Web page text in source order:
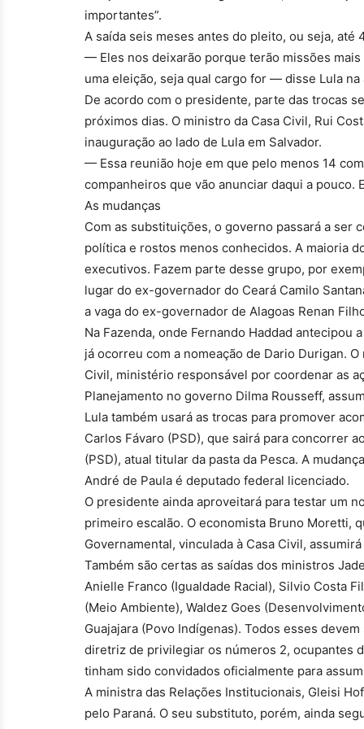
importantes”.
A saída seis meses antes do pleito, ou seja,
— Eles nos deixarão porque terão missões
uma eleição, seja qual cargo for — disse Lula
De acordo com o presidente, parte das trocas
próximos dias. O ministro da Casa Civil, Rui
inauguração ao lado de Lula em Salvador.
— Essa reunião hoje em que pelo menos 14
companheiros que vão anunciar daqui a pouco.
As mudanças
Com as substituições, o governo passará a ser
política e rostos menos conhecidos. A maioria
executivos. Fazem parte desse grupo, por
lugar do ex-governador do Ceará Camilo
a vaga do ex-governador de Alagoas Renan
Na Fazenda, onde Fernando Haddad antecipou
já ocorreu com a nomeação de Dario Durigan.
Civil, ministério responsável por coordenar as
Planejamento no governo Dilma Rousseff,
Lula também usará as trocas para promover
Carlos Fávaro (PSD), que sairá para concorrer
(PSD), atual titular da pasta da Pesca. A
André de Paula é deputado federal licenciado.
O presidente ainda aproveitará para testar um
primeiro escalão. O economista Bruno Moretti,
Governamental, vinculada à Casa Civil,
Também são certas as saídas dos ministros
Anielle Franco (Igualdade Racial), Silvio Costa
(Meio Ambiente), Waldez Goes
Guajajara (Povo Indígenas). Todos esses
diretriz de privilegiar os números 2, ocupantes
tinham sido convidados oficialmente para
A ministra das Relações Institucionais, Gleisi
pelo Paraná. O seu substituto, porém, ainda